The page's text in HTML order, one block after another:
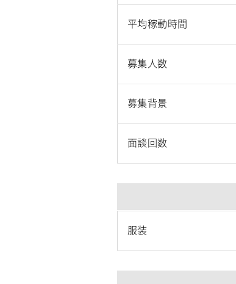
平均稼動時間
募集人数
募集背景
面談回数
服装